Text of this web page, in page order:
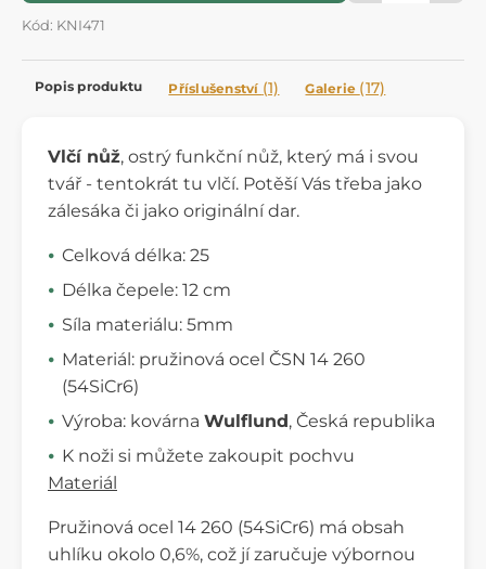
Kód: KNI471
Popis produktu Příslušenství (1) Galerie (17)
Vlčí nůž, ostrý funkční nůž, který má i svou
tvář - tentokrát tu vlčí. Potěší Vás třeba jako
zálesáka či jako originální dar.
Celková délka: 25
Délka čepele: 12 cm
Síla materiálu: 5mm
Materiál: pružinová ocel ČSN 14 260
(54SiCr6)
Výroba: kovárna Wulflund, Česká republika
K noži si můžete zakoupit pochvu
Materiál
Pružinová ocel 14 260 (54SiCr6) má obsah
uhlíku okolo 0,6%, což jí zaručuje výbornou